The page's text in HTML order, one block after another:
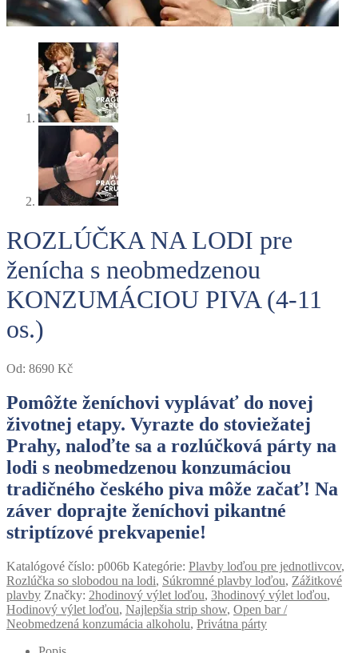
(vrátane Strip
Show) s kódom:
BOAT PARTY
ROZLÚČKA NA LODI pre
ženícha s neobmedzenou
KONZUMÁCIOU PIVA (4-11
os.)
Od: 8690 Kč
Pomôžte ženíchovi vyplávať do novej
životnej etapy. Vyrazte do stoviežatej
Prahy, naloďte sa a rozlúčková párty na
lodi s neobmedzenou konzumáciou
tradičného českého piva môže začať! Na
záver doprajte ženíchovi pikantné
striptízové ​​prekvapenie!
Katalógové číslo: p006b Kategórie: Plavby loďou pre jednotlivcov,
Rozlúčka so slobodou na lodi, Súkromné ​​plavby loďou, Zážitkové
plavby Značky: 2hodinový výlet loďou, 3hodinový výlet loďou,
Hodinový výlet loďou, Najlepšia strip show, Open bar /
Neobmedzená konzumácia alkoholu, Privátna párty